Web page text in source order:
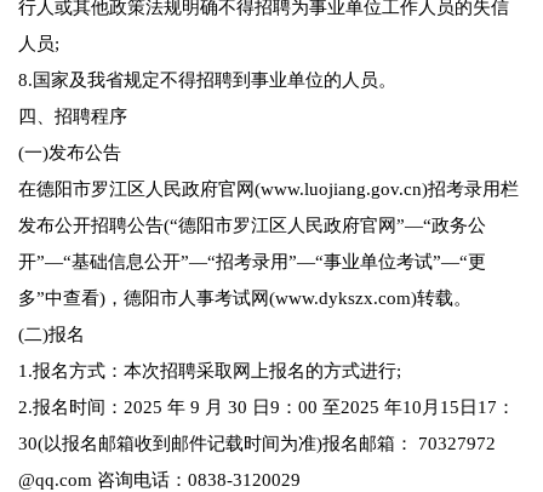
行人或其他政策法规明确不得招聘为事业单位工作人员的失信
人员;
8.国家及我省规定不得招聘到事业单位的人员。
四、招聘程序
(一)发布公告
在德阳市罗江区人民政府官网(www.luojiang.gov.cn)招考录用栏
发布公开招聘公告(“德阳市罗江区人民政府官网”—“政务公
开”—“基础信息公开”—“招考录用”—“事业单位考试”—“更
多”中查看)，德阳市人事考试网(www.dykszx.com)转载。
(二)报名
1.报名方式：本次招聘采取网上报名的方式进行;
2.报名时间：2025 年 9 月 30 日9：00 至2025 年10月15日17：
30(以报名邮箱收到邮件记载时间为准)报名邮箱： 70327972
@qq.com 咨询电话：0838-3120029